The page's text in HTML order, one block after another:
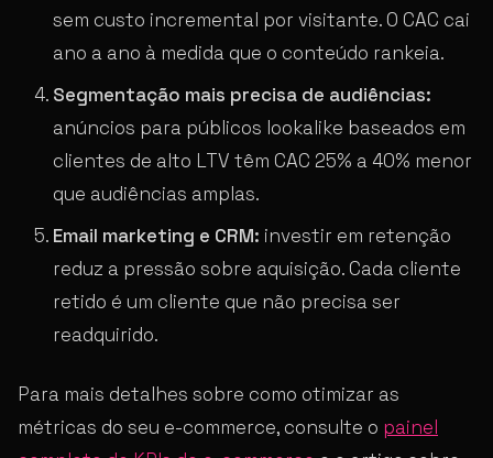
sem custo incremental por visitante. O CAC cai
ano a ano à medida que o conteúdo rankeia.
Segmentação mais precisa de audiências:
anúncios para públicos lookalike baseados em
clientes de alto LTV têm CAC 25% a 40% menor
que audiências amplas.
Email marketing e CRM: investir em retenção
reduz a pressão sobre aquisição. Cada cliente
retido é um cliente que não precisa ser
readquirido.
Para mais detalhes sobre como otimizar as
métricas do seu e-commerce, consulte o painel